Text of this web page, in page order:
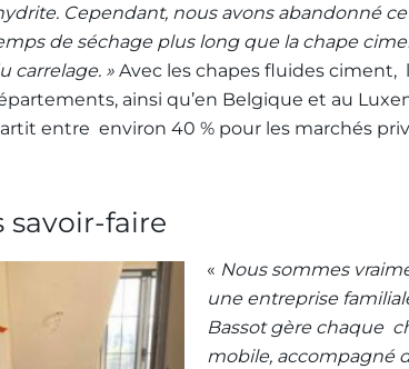
Cependant, nous avons abandonné
de séchage plus long que la chape
carrelage. » Avec les chapes fluides ciment,
ainsi qu’en Belgique et au
entre environ 40 % pour les marchés
savoir-faire
« Nous sommes
une entreprise
Bassot gère chaque
mobile, accompagné